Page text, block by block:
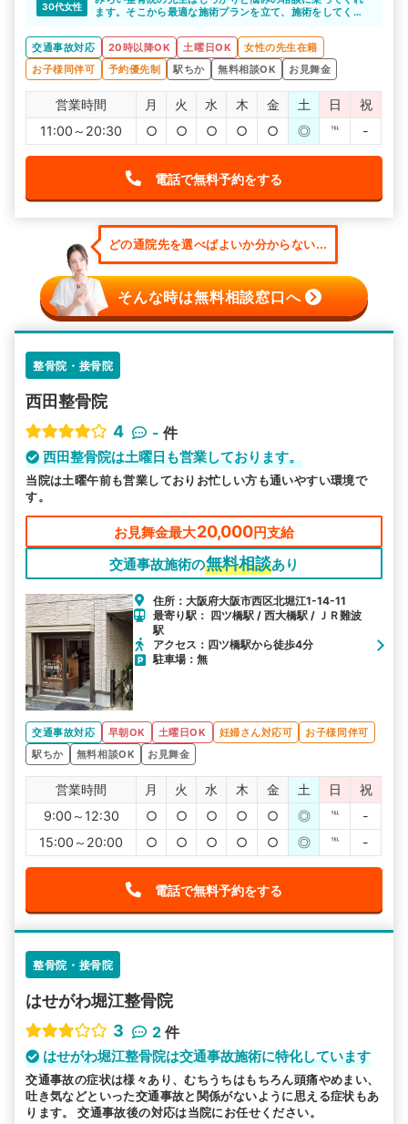
30代女性
ます。そこから最適な施術プランを立て、施術をしてくれ
お任せできますね。
交通事故対応 20時以降OK 土曜日OK
女性の先生在籍
お子様同伴可
予約優先制 駅ちか 無料相談OK お見舞金
営業時間 月 火 水 木 金 土 日
祝
11:00～20:30
○ ○ ○ ○ ○ ◎ ℡ -
電話で無料予約をする
どの通院先を選べばよいか分からない...
そんな時は無料相談窓口へ
整骨院・接骨院
西田整骨院
4
- 件
西田整骨院は土曜日も営業しております。
当院は土曜午前も営業しておりお忙しい方も通いやすい環境で
す。
お見舞金最大20,000円支給
交通事故施術の無料相談あり
住所：大阪府大阪市西区北堀江1-14-11
最寄り駅： 四ツ橋駅 / 西大橋駅 / ＪＲ難波
駅
アクセス：四ツ橋駅から徒歩4分
駐車場：無
交通事故対応 早朝OK 土曜日OK 妊婦さん対応可
お子様同伴可
駅ちか
無料相談OK お見舞金
営業時間 月 火 水 木 金 土 日
祝
9:00～12:30
○ ○ ○ ○ ○ ◎ ℡
-
15:00～20:00
○ ○ ○ ○ ○ ◎ ℡ -
電話で無料予約をする
整骨院・接骨院
はせがわ堀江整骨院
3
2 件
はせがわ堀江整骨院は交通事故施術に特化しています
交通事故の症状は様々あり、むちうちはもちろん頭痛やめまい、
吐き気などといった交通事故と関係がないように思える症状もあ
ります。 交通事故後の対応は当院にお任せください。